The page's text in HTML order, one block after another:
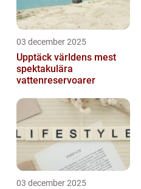
03 december 2025
Upptäck världens mest
spektakulära
vattenreservoarer
03 december 2025